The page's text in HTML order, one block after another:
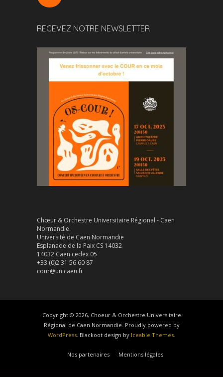
RECEVEZ NOTRE NEWSLETTER
Chœur & Orchestre Universitaire Régional - Caen
Normandie.
Université de Caen Normandie
Esplanade de la Paix CS 14032
14032 Caen cedex 05
+33 (0)2 31 56 60 87
cour@unicaen.fr
Copyright © 2026, Choeur & Orchestre Universitaire
Régional de Caen Normandie. Proudly powered by
WordPress. Blackoot design by Iceable Themes.
Nos partenaires Mentions légales